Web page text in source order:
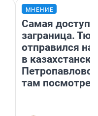
МНЕНИЕ
Самая
заграница.
отправился
в
там